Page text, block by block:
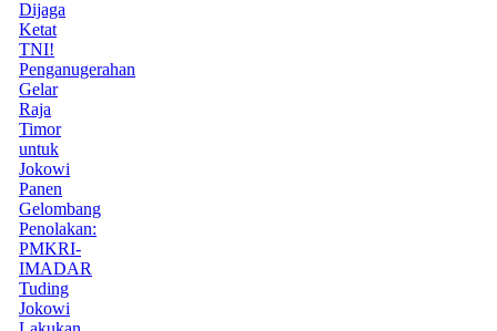
Dijaga
Ketat
TNI!
Penganugerahan
Gelar
Raja
Timor
untuk
Jokowi
Panen
Gelombang
Penolakan:
PMKRI-
IMADAR
Tuding
Jokowi